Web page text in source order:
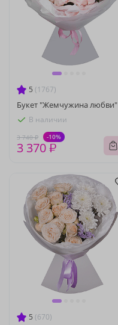
5 (1767)
Букет "Жемчужина любви"
В наличии
3 740 ₽ -10%
3 370 ₽
5 (670)